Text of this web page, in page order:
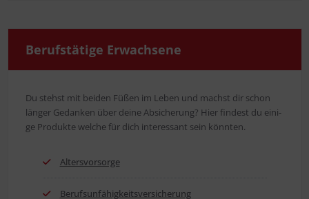
Berufs­tä­ti­ge Erwachsene
Du stehst mit bei­den Füßen im Leben und machst dir schon
län­ger Gedan­ken über dei­ne Absi­che­rung? Hier fin­dest du eini­
ge Pro­duk­te wel­che für dich inter­es­sant sein könnten.
Alters­vor­sor­ge
Berufs­un­fä­hig­keits­ver­si­che­rung